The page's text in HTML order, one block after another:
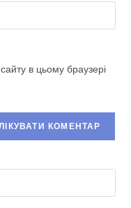
в цьому браузері